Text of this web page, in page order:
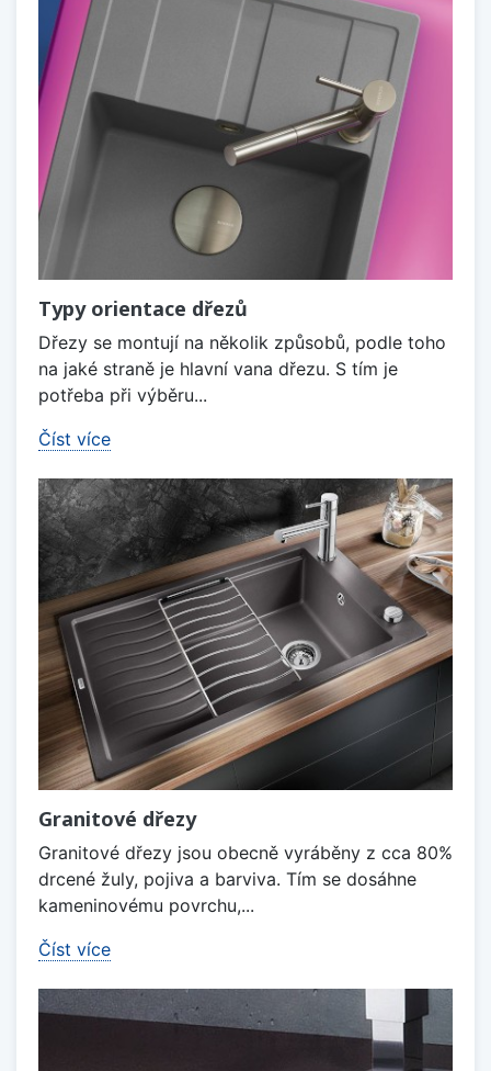
Typy orientace dřezů
Dřezy se montují na několik způsobů, podle toho
na jaké straně je hlavní vana dřezu. S tím je
potřeba při výběru...
Číst více
Granitové dřezy
Granitové dřezy jsou obecně vyráběny z cca 80%
drcené žuly, pojiva a barviva. Tím se dosáhne
kameninovému povrchu,...
Číst více